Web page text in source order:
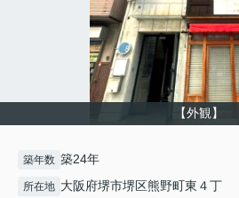
【外観】
築年数 築24年
所在地 大阪府堺市堺区熊野町東４丁